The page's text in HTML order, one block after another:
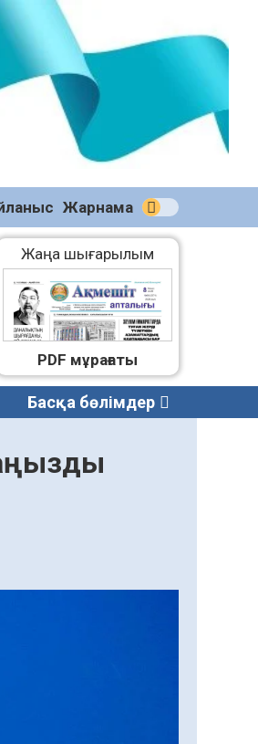
Жарнама
Жаңа шығарылым
(2271)
08.08.2026
PDF мұрағаты
Басқа бөлімдер